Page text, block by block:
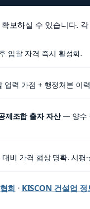
보하실 수 있습니다.
입찰 자격 즉시 활성화.
력 가점 + 행정처분 이
제조합 출자 자산— 양수
비 가격 협상 명확. 시평
회 · KISCON 건설업